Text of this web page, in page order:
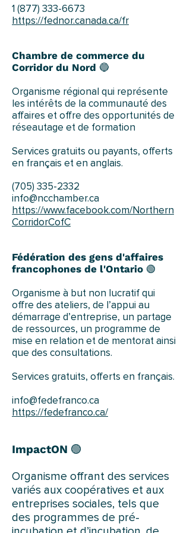
1 (877) 333-6673
https://fednor.canada.ca/fr
Chambre de commerce du
Corridor du Nord 🔵
Organisme régional qui représente
les intérêts de la communauté des
affaires et offre des opportunités de
réseautage et de formation
Services gratuits ou payants, offerts
en français et en anglais.
(705) 335-2332
info@ncchamber.ca
https://www.facebook.com/Northern
CorridorCofC
Fédération des gens d'affaires
francophones de l'Ontario 🟢
Organisme à but non lucratif qui
offre des ateliers, de l’appui au
démarrage d’entreprise, un partage
de ressources, un programme de
mise en relation et de mentorat ainsi
que des consultations.
Services gratuits, offerts en français.
info@fedefranco.ca
https://fedefranco.ca/
ImpactON 🟢
Organisme offrant des services
variés aux coopératives et aux
entreprises sociales, tels que
des programmes de pré-